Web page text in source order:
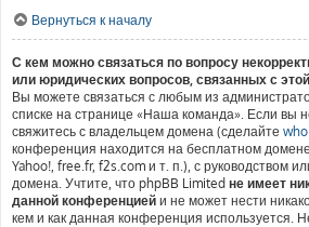
Вернуться к началу
С кем можно связаться по вопросу
или юридических вопросов, связанных с
Вы можете связаться с любым из
списке на странице «Наша команда». Если вы
свяжитесь с владельцем домена (сделайте
конференция находится на бесплатном
Yahoo!, free.fr, f2s.com и т. п.), с руководством
домена. Учтите, что phpBB Limited не имеет
данной конференцией и не может нести
кем и как данная конференция используется.